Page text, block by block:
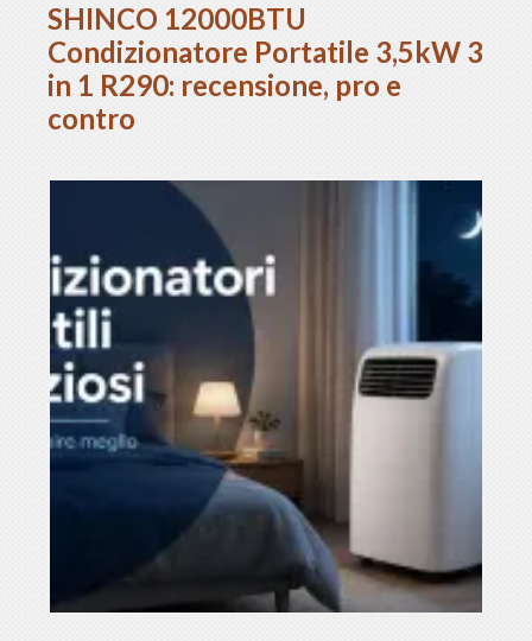
SHINCO 12000BTU
Condizionatore Portatile 3,5kW 3
in 1 R290: recensione, pro e
contro